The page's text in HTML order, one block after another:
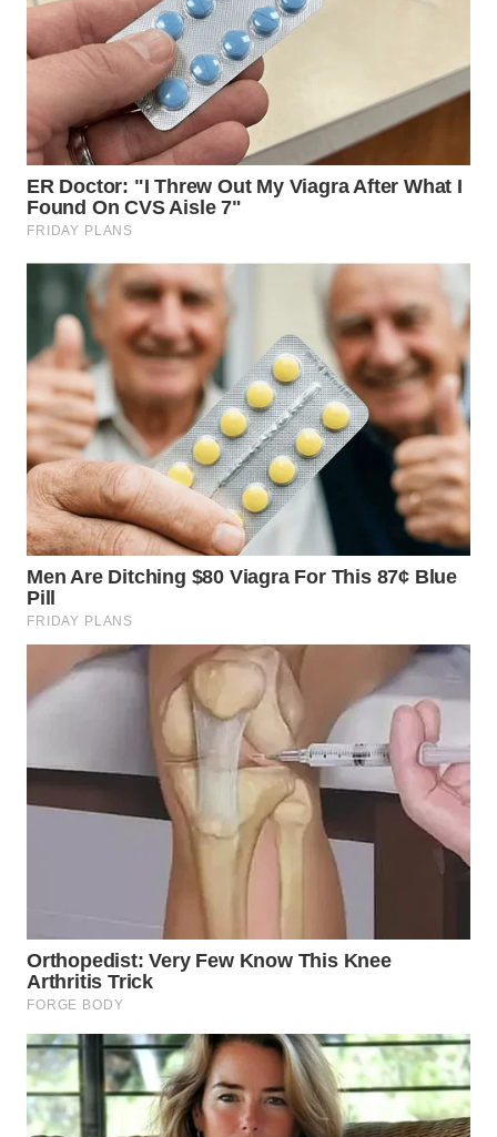
WN
DAIRI
WN
DANAU
TOBA
WN
NIAS
WN
LANGKAT
WN
TAPANULI
SELATAN
WN
TANJUNG
LESUNG
WN
KARO
WN
SIMALUNGUN
LABUHANBATU
WN DELI
SERDANG
TEBING
TINGGI
WN